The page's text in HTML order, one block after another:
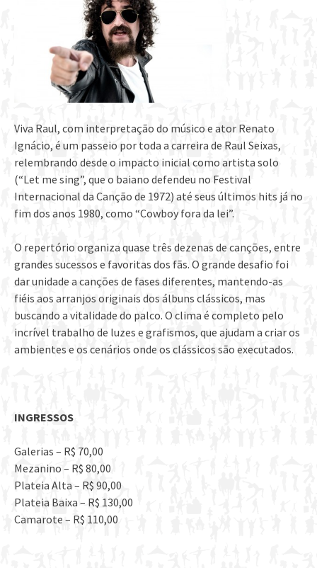
Viva Raul, com interpretação do músico e ator Renato
Ignácio, é um passeio por toda a carreira de Raul Seixas,
relembrando desde o impacto inicial como artista solo
(“Let me sing”, que o baiano defendeu no Festival
Internacional da Canção de 1972) até seus últimos hits já no
fim dos anos 1980, como “Cowboy fora da lei”.
O repertório organiza quase três dezenas de canções, entre
grandes sucessos e favoritas dos fãs. O grande desafio foi
dar unidade a canções de fases diferentes, mantendo-as
fiéis aos arranjos originais dos álbuns clássicos, mas
buscando a vitalidade do palco. O clima é completo pelo
incrível trabalho de luzes e grafismos, que ajudam a criar os
ambientes e os cenários onde os clássicos são executados.​
INGRESSOS
Galerias – R$ 70,00
Mezanino – R$ 80,00
Plateia Alta – R$ 90,00
Plateia Baixa – R$ 130,00
Camarote – R$ 110,00